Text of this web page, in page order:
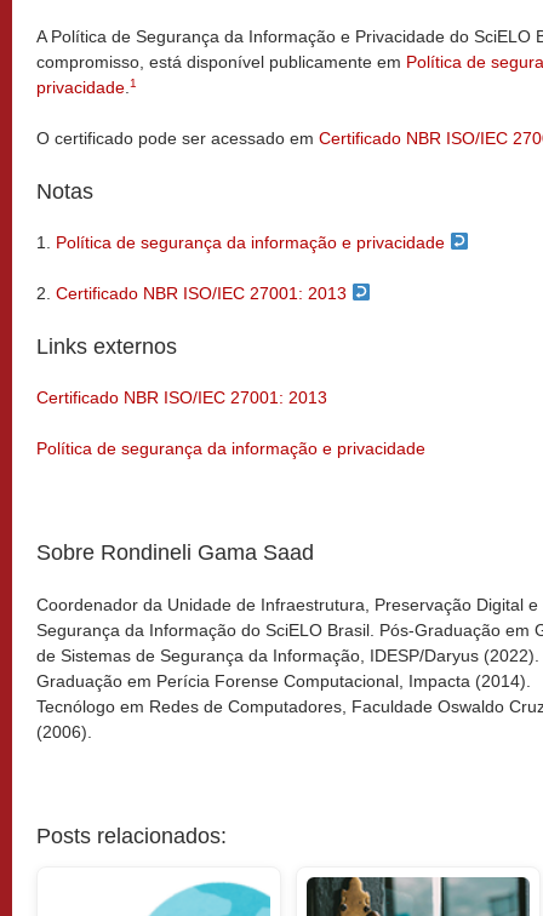
A Política de Segurança da Informação e Privacidade do SciELO
compromisso, está disponível publicamente em Política de
privacidade 1
O certificado pode ser acessado em Certificado NBR ISO/IEC
Notas
1. Política de segurança da informação e privacidade
2. Certificado NBR ISO/IEC 27001: 2013
Links externos
Certificado NBR ISO/IEC 27001: 2013
Política de segurança da informação e privacidade
Sobre Rondineli Gama Saad
Coordenador da Unidade de Infraestrutura, Preservação Digital e
Segurança da Informação do SciELO Brasil. Pós-Graduação em
de Sistemas de Segurança da Informação, IDESP/Daryus (2022).
Graduação em Perícia Forense Computacional, Impacta (2014).
Tecnólogo em Redes de Computadores, Faculdade Oswaldo
(2006).
Posts relacionados: